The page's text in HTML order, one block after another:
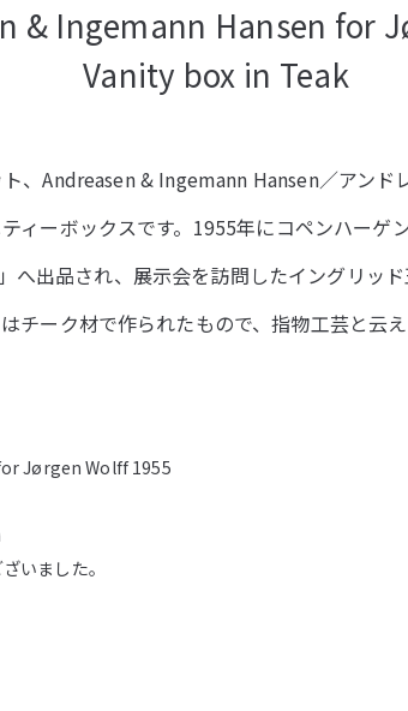
& Ingemann Hansen for
Vanity box in Teak
、Andreasen & Ingemann Hansen／アンド
ィーボックスです。1955年にコペンハーゲ
へ出品され、展示会を訪問したイングリッ
チーク材で作られたもので、指物工芸と云
Jørgen Wolff 1955
いました。